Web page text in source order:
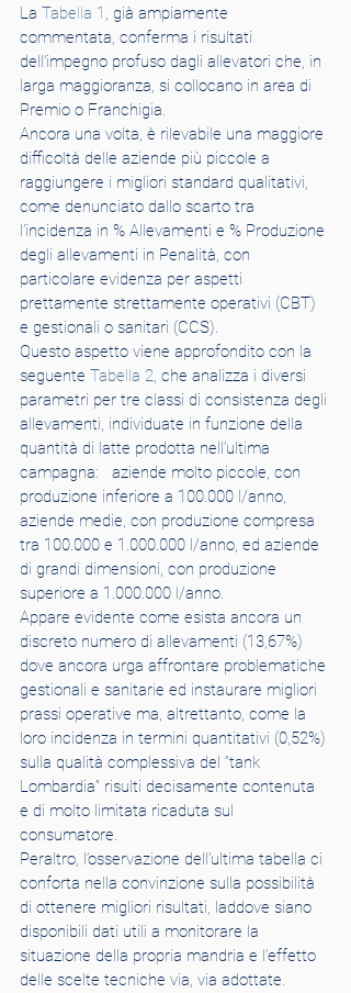
La Tabella 1 , già ampiamente
commentata, conferma i risultati
dell’impegno profuso dagli allevatori che, in
larga maggioranza, si collocano in area di
Premio o Franchigia.
Ancora una volta, è rilevabile una maggiore
difficoltà delle aziende più piccole a
raggiungere i migliori standard qualitativi,
come denunciato dallo scarto tra
l’incidenza in % Allevamenti e % Produzione
degli allevamenti in Penalità, con
particolare evidenza per aspetti
prettamente strettamente operativi (CBT)
e gestionali o sanitari (CCS).
Questo aspetto viene approfondito con la
seguente Tabella 2, che analizza i diversi
parametri per tre classi di consistenza degli
allevamenti, individuate in funzione della
quantità di latte prodotta nell’ultima
campagna:   aziende molto piccole, con
produzione inferiore a 100.000 l/anno,
aziende medie, con produzione compresa
tra 100.000 e 1.000.000 l/anno, ed aziende
di grandi dimensioni, con produzione
superiore a 1.000.000 l/anno.
Appare evidente come esista ancora un
discreto numero di allevamenti (13,67%)
dove ancora urga affrontare problematiche
gestionali e sanitarie ed instaurare migliori
prassi operative ma, altrettanto, come la
loro incidenza in termini quantitativi (0,52%)
sulla qualità complessiva del “tank
Lombardia” risulti decisamente contenuta
e di molto limitata ricaduta sul
consumatore.
Peraltro, l’osservazione dell’ultima tabella ci
conforta nella convinzione sulla possibilità
di ottenere migliori risultati, laddove siano
disponibili dati utili a monitorare la
situazione della propria mandria e l’effetto
delle scelte tecniche via, via adottate.